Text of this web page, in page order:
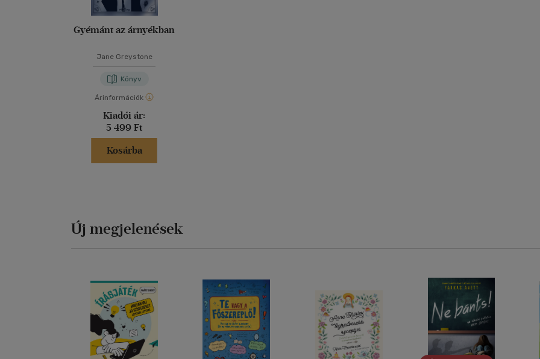
Gyémánt az árnyékban
Jane Greystone
Könyv
Árinformációk
Kiadói ár:
5 499 Ft
Kosárba
Új megjelenések